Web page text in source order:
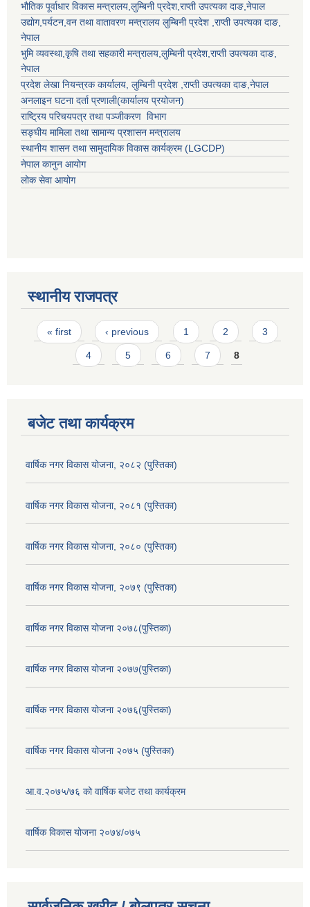
भौतिक पूर्वाधार विकास मन्त्रालय,लुम्बिनी प्रदेश,राप्ती उपत्यका दाङ,नेपाल
उद्याेग,पर्यटन,वन तथा वातावरण मन्त्रालय लुम्बिनी प्रदेश ,राप्ती उपत्यका दाङ,
नेपाल
भुमि व्यवस्था,कृषि तथा सहकारी मन्त्रालय,लुम्बिनी प्रदेश,राप्ती उपत्यका दाङ,
नेपाल
प्रदेश लेखा नियन्त्रक कार्यालय, लुम्बिनी प्रदेश ,राप्ती उपत्यका दाङ,नेपाल
अनलाइन घटना दर्ता प्रणाली(कार्यालय प्रयोजन)
राष्ट्रिय परिचयपत्र तथा पञ्जीकरण विभाग
सङ्घीय मामिला तथा सामान्य प्रशासन मन्त्रालय
स्थानीय शासन तथा सामुदायिक विकास कार्यक्रम (LGCDP)
नेपाल कानुन आयोग
लोक सेवा आयोग
स्थानीय राजपत्र
Pages
« first ‹ previous 1 2 3
4 5 6 7 8
बजेट तथा कार्यक्रम
वार्षिक नगर विकास योजना, २०८२ (पुस्तिका)
वार्षिक नगर विकास योजना, २०८१ (पुस्तिका)
वार्षिक नगर विकास योजना, २०८० (पुस्तिका)
वार्षिक नगर विकास योजना, २०७९ (पुस्तिका)
वार्षिक नगर विकास योजना २०७८(पुस्तिका)
वार्षिक नगर विकास योजना २०७७(पुस्तिका)
वार्षिक नगर विकास योजना २०७६(पुस्तिका)
वार्षिक नगर विकास योजना २०७५ (पुस्तिका)
आ.व.२०७५/७६ को वार्षिक बजेट तथा कार्यक्रम
वार्षिक विकास योजना २०७४/०७५